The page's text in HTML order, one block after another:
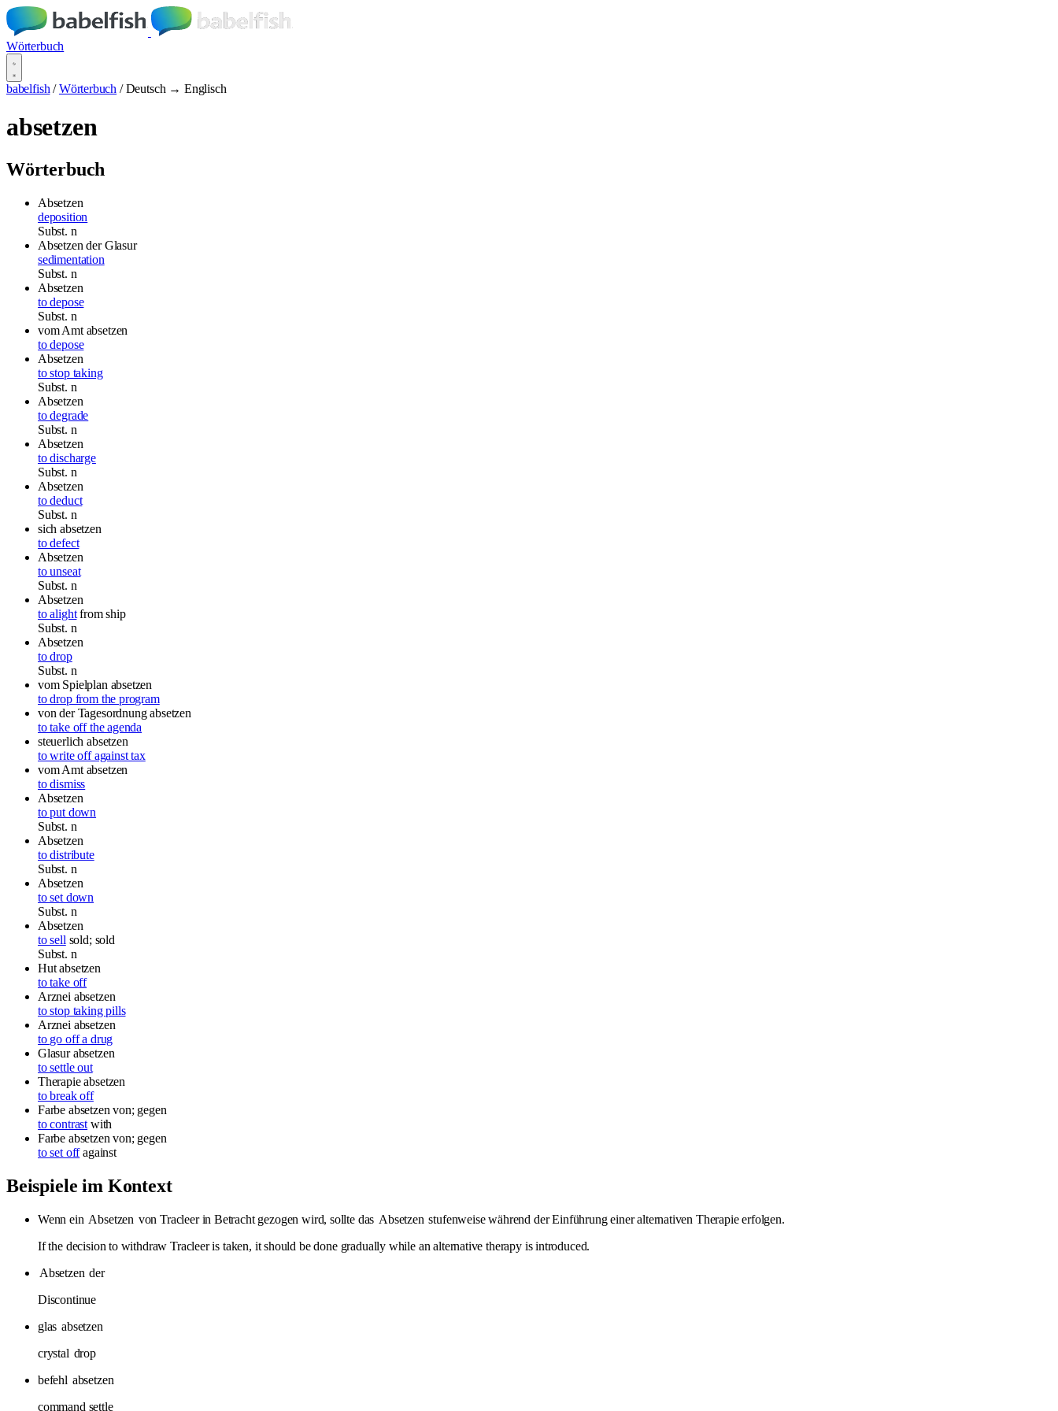
Wörterbuch
babelfish / Wörterbuch / Deutsch → Englisch
absetzen
Wörterbuch
Absetzen
deposition
Subst. n
Absetzen der Glasur
sedimentation
Subst. n
Absetzen
to depose
Subst. n
vom Amt absetzen
to depose
Absetzen
to stop taking
Subst. n
Absetzen
to degrade
Subst. n
Absetzen
to discharge
Subst. n
Absetzen
to deduct
Subst. n
sich absetzen
to defect
Absetzen
to unseat
Subst. n
Absetzen
to alight from ship
Subst. n
Absetzen
to drop
Subst. n
vom Spielplan absetzen
to drop from the program
von der Tagesordnung absetzen
to take off the agenda
steuerlich absetzen
to write off against tax
vom Amt absetzen
to dismiss
Absetzen
to put down
Subst. n
Absetzen
to distribute
Subst. n
Absetzen
to set down
Subst. n
Absetzen
to sell sold; sold
Subst. n
Hut absetzen
to take off
Arznei absetzen
to stop taking pills
Arznei absetzen
to go off a drug
Glasur absetzen
to settle out
Therapie absetzen
to break off
Farbe absetzen von; gegen
to contrast with
Farbe absetzen von; gegen
to set off against
Beispiele im Kontext
Wenn ein Absetzen von Tracleer in Betracht gezogen wird, sollte das Absetzen stufenweise während der Einführung einer alternativen Therapie erfolgen.
If the decision to withdraw Tracleer is taken, it should be done gradually while an alternative therapy is introduced.
Absetzen der
Discontinue
glas absetzen
crystal drop
befehl absetzen
command settle